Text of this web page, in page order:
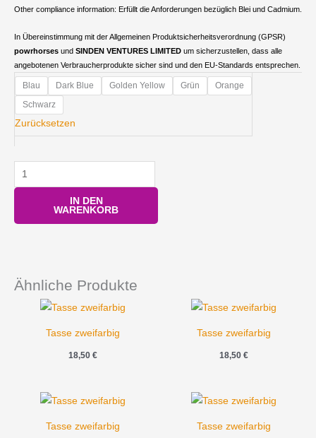
Other compliance information: Erfüllt die Anforderungen bezüglich Blei und Cadmium.
In Übereinstimmung mit der Allgemeinen Produktsicherheitsverordnung (GPSR)
powrhorses und SINDEN VENTURES LIMITED um sicherzustellen, dass alle
angebotenen Verbraucherprodukte sicher sind und den EU-Standards entsprechen.
Blau Dark Blue Golden Yellow Grün
Orange
Schwarz
Zurücksetzen
Tasse
zweifarbig
Menge
IN DEN
WARENKORB
Ähnliche Produkte
Tasse zweifarbig
18,50 €
Tasse zweifarbig
18,50 €
Tasse zweifarbig Tasse zweifarbig